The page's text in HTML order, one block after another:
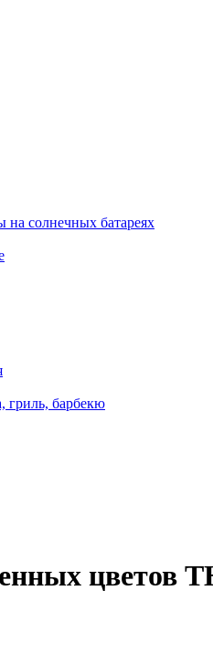
солнечных батареях
гриль, барбекю